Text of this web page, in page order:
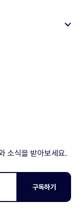
소식을 받아보세요.
구독하기